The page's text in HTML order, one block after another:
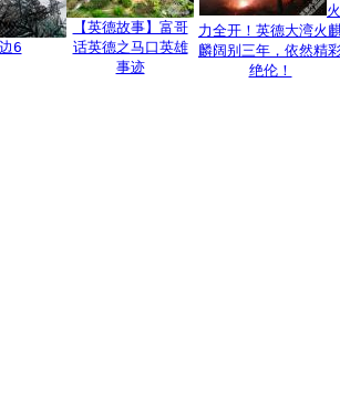
6
【英德故事】富哥
话英德之马口英雄
事迹
火
力全开！英德大湾火
麟阔别三年，依然精
绝伦！